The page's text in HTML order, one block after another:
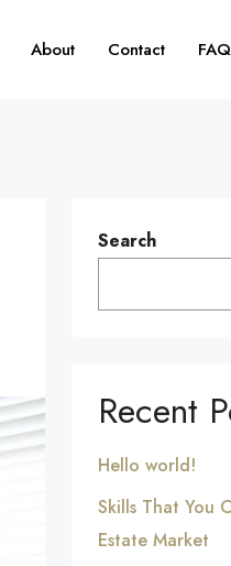
About Contact FAQ
Search
Recent
Hello world!
Skills That You
Estate Market